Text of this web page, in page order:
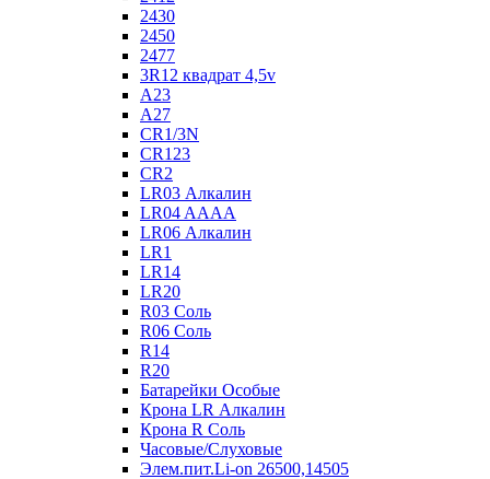
2430
2450
2477
3R12 квадрат 4,5v
A23
A27
CR1/3N
CR123
CR2
LR03 Алкалин
LR04 AAAA
LR06 Алкалин
LR1
LR14
LR20
R03 Соль
R06 Соль
R14
R20
Батарейки Особые
Крона LR Алкалин
Крона R Соль
Часовые/Слуховые
Элем.пит.Li-on 26500,14505